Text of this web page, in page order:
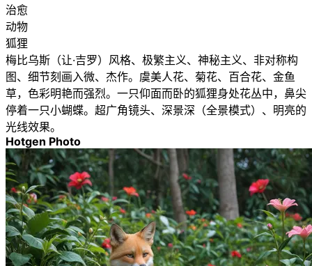
治愈
动物
狐狸
梅比乌斯（让·吉罗）风格、极繁主义、神秘主义、非对称构
图、细节刻画入微、杰作。虞美人花、菊花、百合花、金鱼
草，色彩明艳而强烈。一只仰面而卧的狐狸身处花丛中，鼻尖
停着一只小蝴蝶。超广角镜头、深景深（全景模式）、明亮的
光线效果。
Hotgen Photo